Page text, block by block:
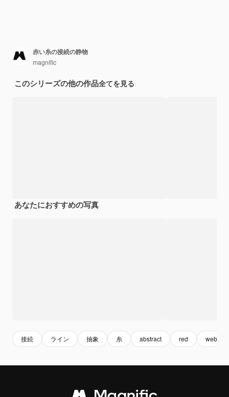
赤い糸の接続の静物
magnific
このシリーズの他の作品全てを見る
あなたにおすすめの写真
接続 ライン 抽象 糸 abstract red web